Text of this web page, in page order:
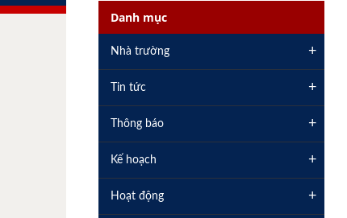
Danh mục
Nhà trường +
Tin tức +
Thông báo +
Kế hoạch +
Hoạt động +